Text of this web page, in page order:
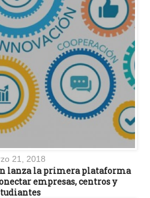
21, 2018
lanza la primera plataforma
empresas, centros y